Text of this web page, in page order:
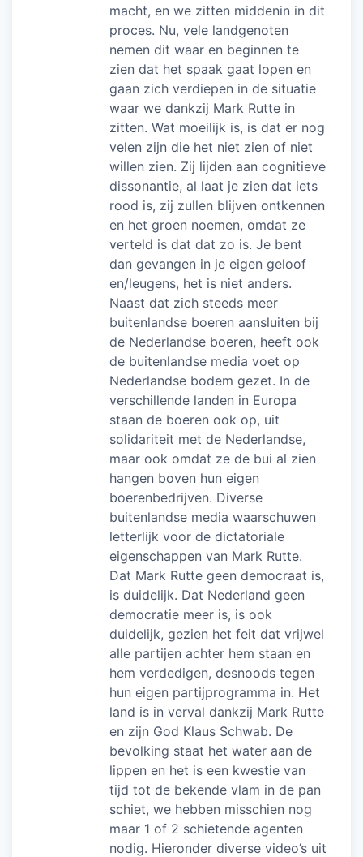
macht, en we zitten middenin in dit
proces. Nu, vele landgenoten
nemen dit waar en beginnen te
zien dat het spaak gaat lopen en
gaan zich verdiepen in de situatie
waar we dankzij Mark Rutte in
zitten. Wat moeilijk is, is dat er nog
velen zijn die het niet zien of niet
willen zien. Zij lijden aan cognitieve
dissonantie, al laat je zien dat iets
rood is, zij zullen blijven ontkennen
en het groen noemen, omdat ze
verteld is dat dat zo is. Je bent
dan gevangen in je eigen geloof
en/leugens, het is niet anders.
Naast dat zich steeds meer
buitenlandse boeren aansluiten bij
de Nederlandse boeren, heeft ook
de buitenlandse media voet op
Nederlandse bodem gezet. In de
verschillende landen in Europa
staan de boeren ook op, uit
solidariteit met de Nederlandse,
maar ook omdat ze de bui al zien
hangen boven hun eigen
boerenbedrijven. Diverse
buitenlandse media waarschuwen
letterlijk voor de dictatoriale
eigenschappen van Mark Rutte.
Dat Mark Rutte geen democraat is,
is duidelijk. Dat Nederland geen
democratie meer is, is ook
duidelijk, gezien het feit dat vrijwel
alle partijen achter hem staan en
hem verdedigen, desnoods tegen
hun eigen partijprogramma in. Het
land is in verval dankzij Mark Rutte
en zijn God Klaus Schwab. De
bevolking staat het water aan de
lippen en het is een kwestie van
tijd tot de bekende vlam in de pan
schiet, we hebben misschien nog
maar 1 of 2 schietende agenten
nodig. Hieronder diverse video’s uit